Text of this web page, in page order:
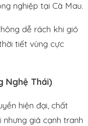
nghiệp tại Cà Mau.
dễ rách khi gió
tiết vùng cực
Nghệ Thái)
hiện đại, chất
giá cạnh tranh